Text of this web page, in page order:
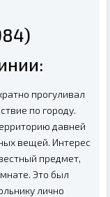
прогуливал
по городу.
давней
вещей. Интерес
предмет,
Это был
лично